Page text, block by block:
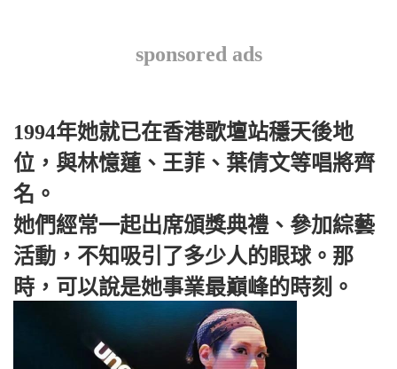
sponsored ads
1994年她就已在香港歌壇站穩天後地
位，與林憶蓮、王菲、葉倩文等唱將齊
名。
她們經常一起出席頒獎典禮、參加綜藝
活動，不知吸引了多少人的眼球。那
時，可以說是她事業最巔峰的時刻。